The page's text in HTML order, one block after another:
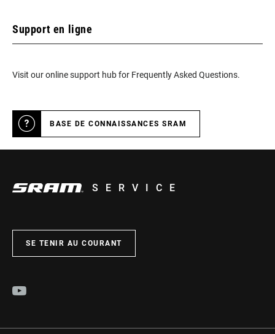
Support en ligne
Visit our online support hub for Frequently Asked Questions.
BASE DE CONNAISSANCES SRAM
SERVICE
SE TENIR AU COURANT